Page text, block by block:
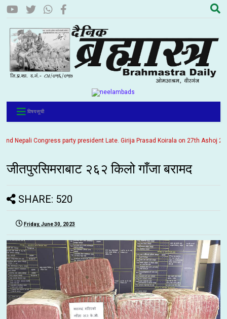
विषयसूची
Congress party president Late. Girija Prasad Koirala on 27th Ashoj
जीतपुरसिमराबाट २६२ किलो गाँजा बरामद
SHARE: 520
Friday, June 30, 2023